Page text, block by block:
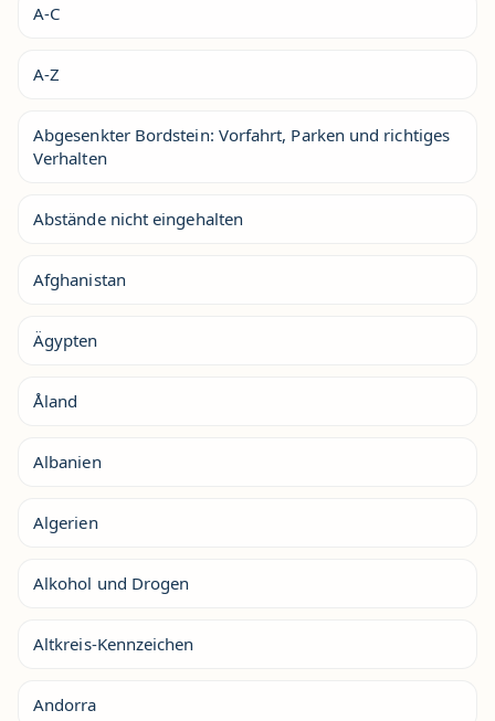
A-C
A-Z
Abgesenkter Bordstein: Vorfahrt, Parken und richtiges
Verhalten
Abstände nicht eingehalten
Afghanistan
Ägypten
Åland
Albanien
Algerien
Alkohol und Drogen
Altkreis-Kennzeichen
Andorra